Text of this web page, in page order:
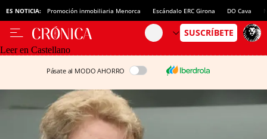
ES NOTICIA: Promoción inmobiliaria Menorca Escándalo ERC Girona DO Cava
Leer en Castellano
Pásate al MODO AHORRO